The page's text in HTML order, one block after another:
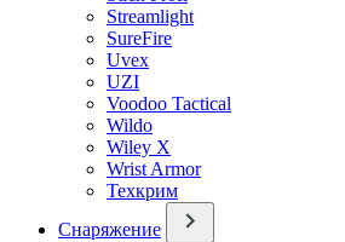
Streamlight
SureFire
Uvex
UZI
Voodoo Tactical
Wildo
Wiley X
Wrist Armor
Техкрим
Снаряжение